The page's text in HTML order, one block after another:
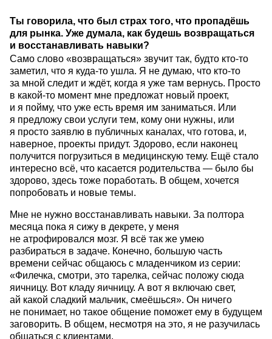
Ты говорила, что был страх того, что пропадёшь
для рынка. Уже думала, как будешь возвращаться
и восстанавливать навыки?
Само слово «возвращаться» звучит так, будто кто-то
заметил, что я куда-то ушла. Я не думаю, что кто-то
за мной следит и ждёт, когда я уже там вернусь. Просто
в какой-то момент мне предложат новый проект,
и я пойму, что уже есть время им заниматься. Или
я предложу свои услуги тем, кому они нужны, или
я просто заявлю в публичных каналах, что готова, и,
наверное, проекты придут. Здорово, если наконец
получится погрузиться в медицинскую тему. Ещё стало
интересно всё, что касается родительства — было бы
здорово, здесь тоже поработать. В общем, хочется
попробовать и новые темы.
Мне не нужно восстанавливать навыки. За полтора
месяца пока я сижу в декрете, у меня
не атрофировался мозг. Я всё так же умею
разбираться в задаче. Конечно, большую часть
времени сейчас общаюсь с младенчиком из серии:
«Филечка, смотри, это тарелка, сейчас положу сюда
яичницу. Вот кладу яичницу. А вот я включаю свет,
ай какой сладкий мальчик, смеёшься». Он ничего
не понимает, но такое общение поможет ему в будущем
заговорить. В общем, несмотря на это, я не разучилась
общаться с клиентами.